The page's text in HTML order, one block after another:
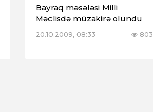
Bayraq məsələsi Milli
Məclisdə müzakirə olundu
20.10.2009, 08:33 803